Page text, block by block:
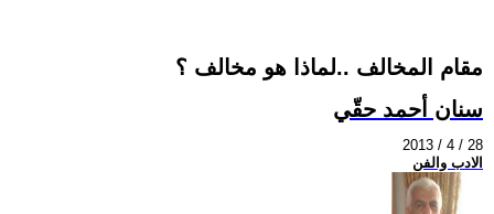
مقام المخالف ..لماذا هو مخالف ؟
سنان أحمد حقّي
2013 / 4 / 28
الادب والفن